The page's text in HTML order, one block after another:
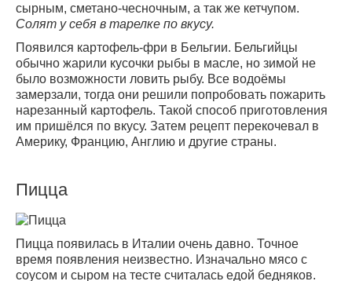
сырным, сметано-чесночным, а так же кетчупом.
Солят у себя в тарелке по вкусу.
Появился картофель-фри в Бельгии. Бельгийцы
обычно жарили кусочки рыбы в масле, но зимой не
было возможности ловить рыбу. Все водоёмы
замерзали, тогда они решили попробовать пожарить
нарезанный картофель. Такой способ приготовления
им пришёлся по вкусу. Затем рецепт перекочевал в
Америку, Францию, Англию и другие страны.
Пицца
Пицца появилась в Италии очень давно. Точное
время появления неизвестно. Изначально мясо с
соусом и сыром на тесте считалась едой бедняков.